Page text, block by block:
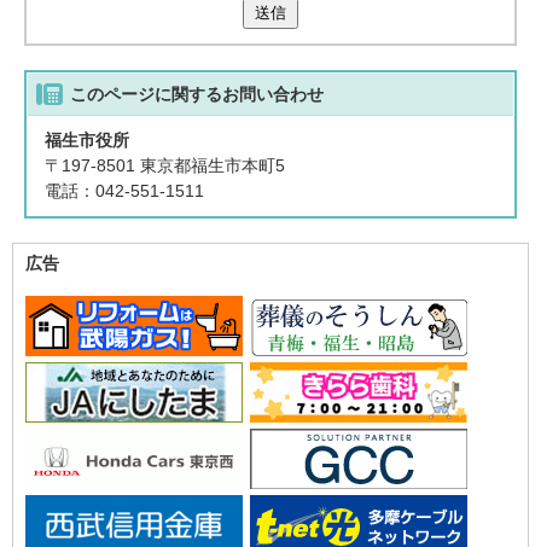
送信
このページに関するお問い合わせ
福生市役所
〒197-8501 東京都福生市本町5
電話：042-551-1511
広告